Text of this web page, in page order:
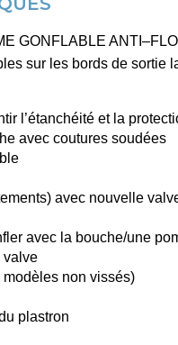
GONFLABLE
sur les bords de sortie
l’étanchéité et la
avec coutures soudées
avec nouvelle
avec la bouche/une
valve
non vissés)
plastron